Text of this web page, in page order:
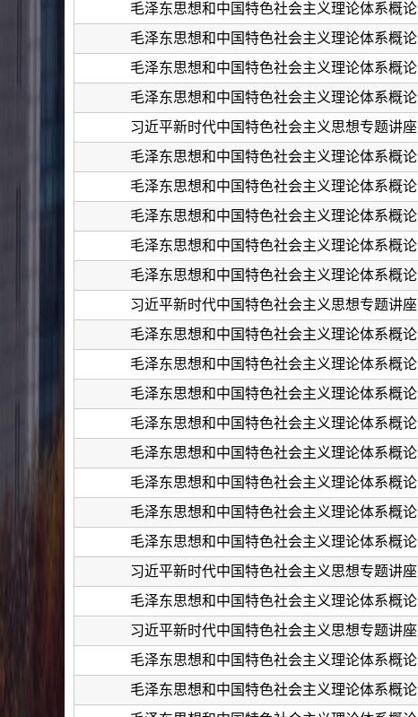
毛泽东思想和中国特色社会主义理论体系概论
毛泽东思想和中国特色社会主义理论体系概论
毛泽东思想和中国特色社会主义理论体系概论
毛泽东思想和中国特色社会主义理论体系概论
习近平新时代中国特色社会主义思想专题讲座
毛泽东思想和中国特色社会主义理论体系概论
毛泽东思想和中国特色社会主义理论体系概论
毛泽东思想和中国特色社会主义理论体系概论
毛泽东思想和中国特色社会主义理论体系概论
毛泽东思想和中国特色社会主义理论体系概论
习近平新时代中国特色社会主义思想专题讲座
毛泽东思想和中国特色社会主义理论体系概论
毛泽东思想和中国特色社会主义理论体系概论
毛泽东思想和中国特色社会主义理论体系概论
毛泽东思想和中国特色社会主义理论体系概论
毛泽东思想和中国特色社会主义理论体系概论
毛泽东思想和中国特色社会主义理论体系概论
毛泽东思想和中国特色社会主义理论体系概论
毛泽东思想和中国特色社会主义理论体系概论
习近平新时代中国特色社会主义思想专题讲座
毛泽东思想和中国特色社会主义理论体系概论
习近平新时代中国特色社会主义思想专题讲座
毛泽东思想和中国特色社会主义理论体系概论
毛泽东思想和中国特色社会主义理论体系概论